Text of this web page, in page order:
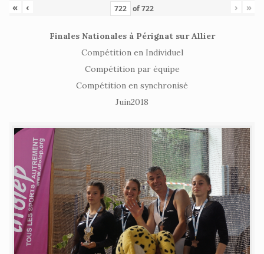
« ‹ of722 › »
Finales Nationales à Pérignat sur Allier
Compétition en Individuel
Compétition par équipe
Compétition en synchronisé
Juin2018